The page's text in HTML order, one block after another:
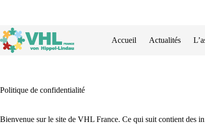
Accueil Actualités
Politique de confidentialité
Bienvenue sur le site de VHL France. Ce qui suit contient des